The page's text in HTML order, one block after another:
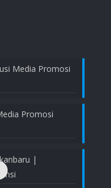
Media Promosi
Promosi
|